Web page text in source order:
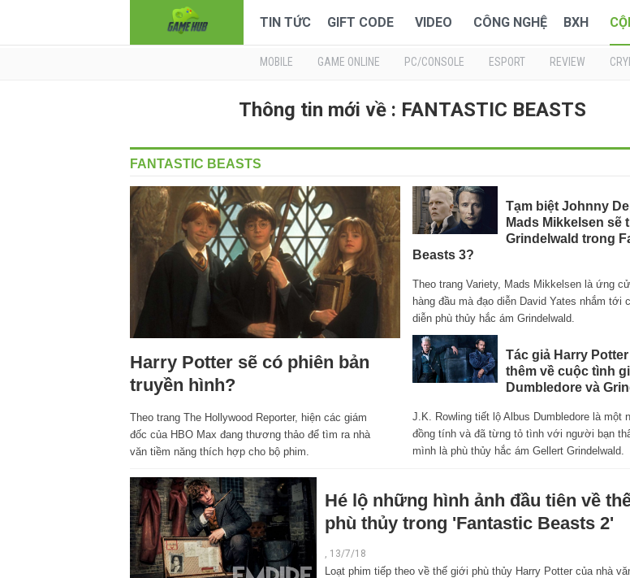
TIN TỨC GIFT CODE VIDEO CÔNG NGHỆ BXH
MOBILE GAME ONLINE PC/CONSOLE ESPORT REVIEW
Thông tin mới về : FANTASTIC BEASTS
FANTASTIC BEASTS
Harry Potter sẽ có phiên bản
truyền hình?
Theo trang The Hollywood Reporter, hiện các giám
đốc của HBO Max đang thương thảo để tìm ra nhà
văn tiềm năng thích hợp cho bộ phim.
Tạm biệt Johnny
Mads Mikkelsen sẽ
Grindelwald trong
Beasts 3?
Theo trang Variety, Mads Mikkelsen là ứng
hàng đầu mà đạo diễn David Yates nhắm tới
diễn phù thủy hắc ám Grindelwald.
Tác giả Harry
thêm về cuộc tình
Dumbledore và
J.K. Rowling tiết lộ Albus Dumbledore là một
đồng tính và đã từng tỏ tình với người bạn
mình là phù thủy hắc ám Gellert Grindelwald.
Hé lộ những hình ảnh đầu tiên về
phù thủy trong 'Fantastic Beasts 2'
, 13/7/18
Loạt phim tiếp theo về thế giới phù thủy Harry Potter của nhà